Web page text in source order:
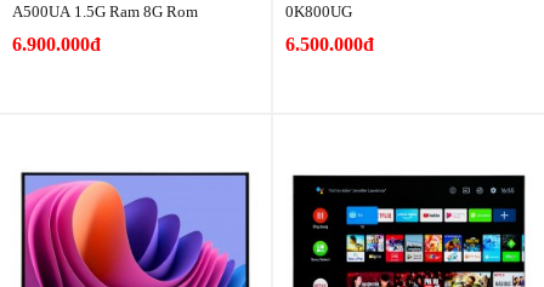
A500UA 1.5G Ram 8G Rom
6.900.000đ
0K800UG
6.500.000đ